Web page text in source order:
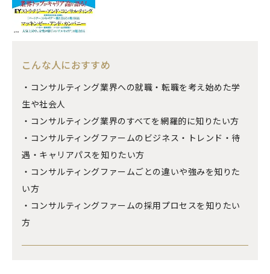
こんな人におすすめ
・コンサルティング業界への就職・転職を考え始めた学
生や社会人
・コンサルティング業界のすべてを網羅的に知りたい方
・コンサルティングファームのビジネス・トレンド・待
遇・キャリアパスを知りたい方
・コンサルティングファームごとの違いや強みを知りた
い方
・コンサルティングファームの採用プロセスを知りたい
方